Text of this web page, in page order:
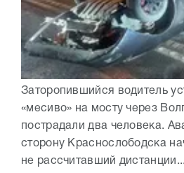
Заторопившийся водитель
«месиво» на мосту через
пострадали два человека.
сторону Краснослободска
не рассчитавший дистанции...